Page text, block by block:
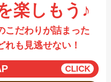
楽しもう♪
こだわりが詰まった
れも見逃せない！